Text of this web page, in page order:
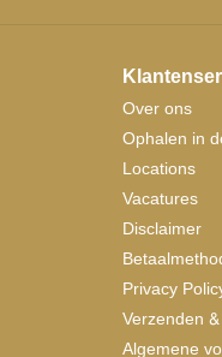
Over ons
Ophalen in
Locations
Vacatures
Disclaimer
Privacy
Verzenden
Algemene